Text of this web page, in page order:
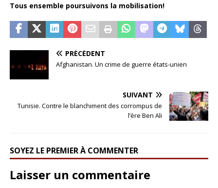
Tous ensemble poursuivons la mobilisation!
PRÉCÉDENT
Afghanistan. Un crime de guerre états-unien
SUIVANT
Tunisie. Contre le blanchiment des corrompus de
l’ère Ben Ali
SOYEZ LE PREMIER À COMMENTER
Laisser un commentaire